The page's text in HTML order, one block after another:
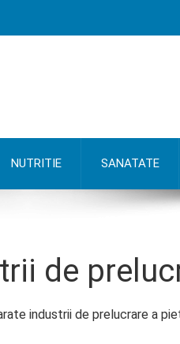
NUTRITIE SANATATE
de
industrii de prelucrare a